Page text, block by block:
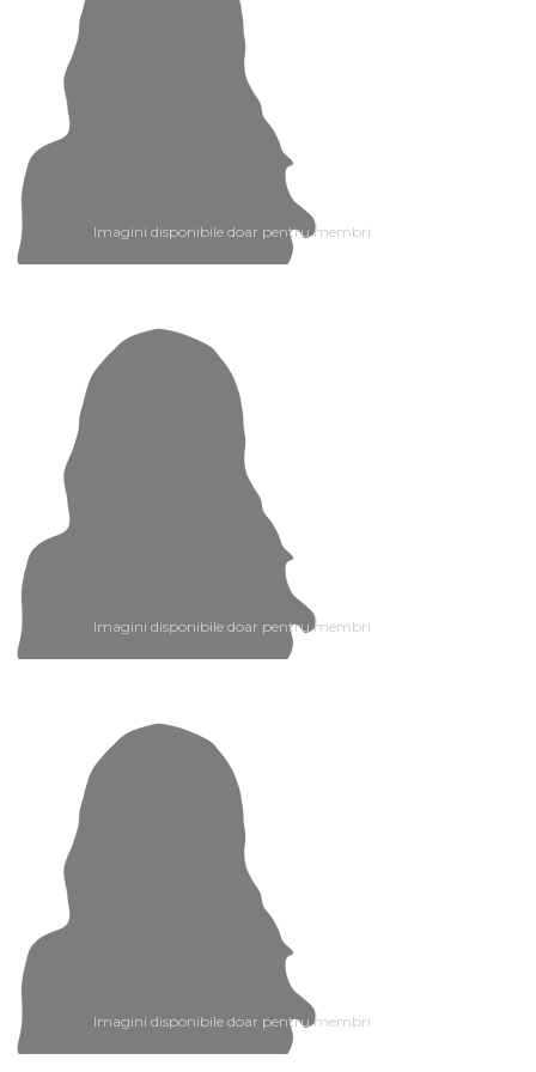
Imagini disponibile doar pentru membri
Imagini disponibile doar pentru membri
Imagini disponibile doar pentru membri